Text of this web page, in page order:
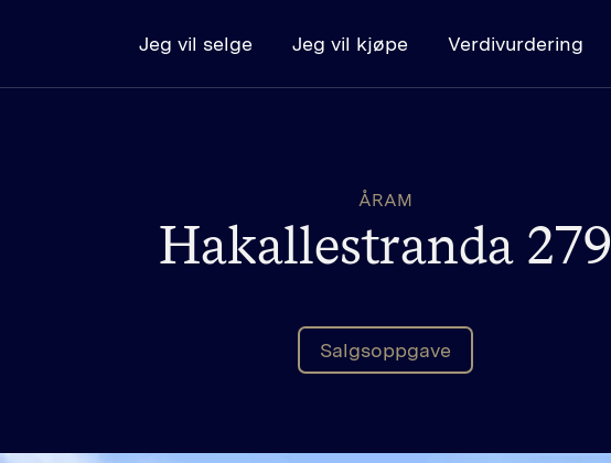
Jeg vil selge Jeg vil kjøpe Verdivurdering
Kjøpe bolig - steg for steg
Budregler
ÅRAM
Hakallestranda 279
Salgsoppgave